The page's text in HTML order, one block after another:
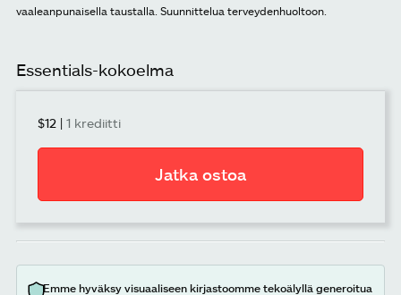
vaaleanpunaisella taustalla. Suunnittelua terveydenhuoltoon.
Essentials-kokoelma
$12 | 1 krediitti
Jatka ostoa
Emme hyväksy visuaaliseen kirjastoomme tekoälyllä generoitua